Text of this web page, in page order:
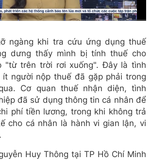
ngàng khi tra cứu ứng dụng thuế
dưng thấy mình bị tính thuế cho
"từ trên trời rơi xuống". Đây là tình
ít người nộp thuế đã gặp phải trong
Cơ quan thuế nhận diện, tình
đã sử dụng thông tin cá nhân để
phí tiền lương, trong khi không trả
cho cá nhân là hành vi gian lận, vi
Huy Thông tại TP Hồ Chí Minh